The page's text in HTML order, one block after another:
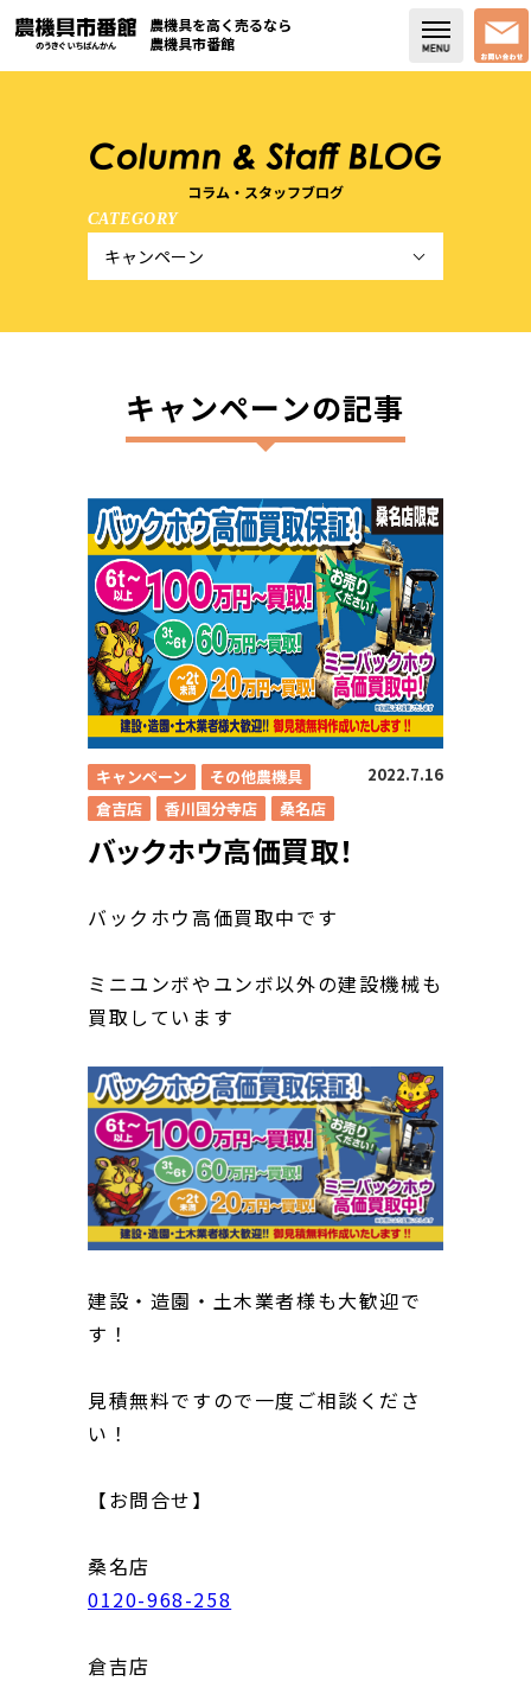
店舗紹介
コラム・スタッフブログ
よく頂く質問
求人
農機具を高く売るなら
農機具市番館
コラム・スタッフブログ
CATEGORY
キャンペーンの記事
キャンペーン
その他農機具
倉吉店
香川国分寺店 桑名店
2022.7.16
バックホウ高価買取！
バックホウ高価買取中です
ミニユンボやユンボ以外の建設機械も
買取しています
建設・造園・土木業者様も大歓迎で
す！
見積無料ですので一度ご相談くださ
い！
【お問合せ】
桑名店
0120-968-258
倉吉店